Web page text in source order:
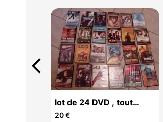
lot de 24 DVD , tout
genre, plus 30 CD
20 €
arrow_back_ios